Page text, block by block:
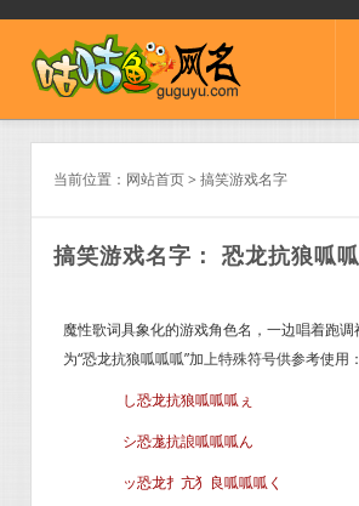
当前位置： 网站首页> 搞笑游戏名字
搞笑游戏名字： 恐龙抗狼呱
魔性歌词具象化的游戏角色名，一边唱着跑
为“恐龙抗狼呱呱呱”加上特殊符号供参考使用：
し恐龙抗狼呱呱呱ぇ
シ恐尨抗誏呱呱呱ん
ッ恐龙扌亢犭良呱呱呱く